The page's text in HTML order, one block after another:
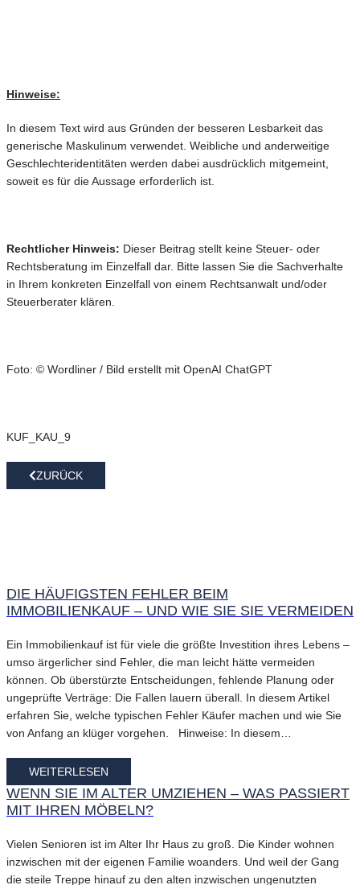
Hinweise:
In diesem Text wird aus Gründen der besseren Lesbarkeit das
generische Maskulinum verwendet. Weibliche und anderweitige
Geschlechteridentitäten werden dabei ausdrücklich mitgemeint,
soweit es für die Aussage erforderlich ist.
Rechtlicher Hinweis: Dieser Beitrag stellt keine Steuer- oder
Rechtsberatung im Einzelfall dar. Bitte lassen Sie die Sachverhalte
in Ihrem konkreten Einzelfall von einem Rechtsanwalt und/oder
Steuerberater klären.
Foto: © Wordliner / Bild erstellt mit OpenAI ChatGPT
KUF_KAU_9
ZURÜCK
DIE HÄUFIGSTEN FEHLER BEIM
IMMOBILIENKAUF – UND WIE SIE SIE VERMEIDEN
Ein Immobilienkauf ist für viele die größte Investition ihres Lebens –
umso ärgerlicher sind Fehler, die man leicht hätte vermeiden
können. Ob überstürzte Entscheidungen, fehlende Planung oder
ungeprüfte Verträge: Die Fallen lauern überall. In diesem Artikel
erfahren Sie, welche typischen Fehler Käufer machen und wie Sie
von Anfang an klüger vorgehen. Hinweise: In diesem…
WEITERLESEN
WENN SIE IM ALTER UMZIEHEN – WAS PASSIERT
MIT IHREN MÖBELN?
Vielen Senioren ist im Alter Ihr Haus zu groß. Die Kinder wohnen
inzwischen mit der eigenen Familie woanders. Und weil der Gang
die steile Treppe hinauf zu den alten inzwischen ungenutzten